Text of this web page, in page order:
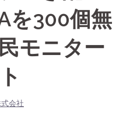
を300個無
モニター
式会社